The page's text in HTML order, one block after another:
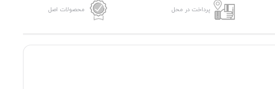
پرداخت در محل محصولات اصل